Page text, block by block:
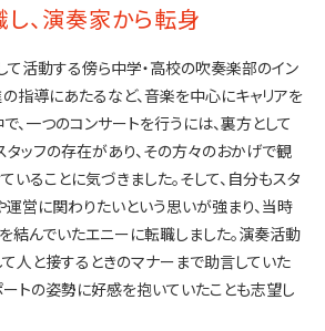
、演奏家から転身
て活動する傍ら中学・高校の吹奏楽部のイン
指導にあたるなど、音楽を中心にキャリアを
、一つのコンサートを行うには、裏方として
ッフの存在があり、その方々のおかげで観
ることに気づきました。そして、自分もスタ
運営に関わりたいという思いが強まり、当時
結んでいたエニーに転職しました。演奏活動
て人と接するときのマナーまで助言していた
ートの姿勢に好感を抱いていたことも志望し